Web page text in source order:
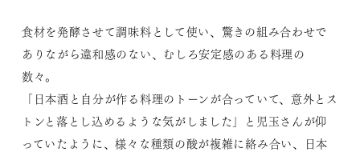
食材を発酵させて調味料として使い、驚きの組み合わせで
ありながら違和感のない、むしろ安定感のある料理の
数々。
「日本酒と自分が作る料理のトーンが合っていて、意外とス
トンと落とし込めるような気がしました」と児玉さんが仰
っていたように、様々な種類の酸が複雑に絡み合い、日本